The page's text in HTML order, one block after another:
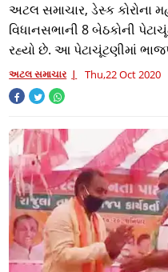
અટલ સમાચાર, ડેસ્ક કોરોના
વિધાનસભાની 8 બેઠકોની
રહ્યો છે. આ પેટાચૂંટણીમાં
પ્રમુખ સી.આર.પાટીલે બળવો
અટલ સમાચાર Thu,22 Oct 2020